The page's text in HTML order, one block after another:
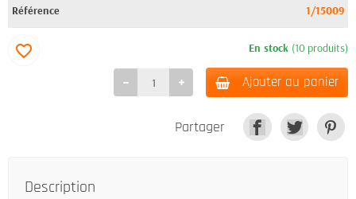
Référence 1/15009
En stock (10 produits)
Ajouter au panier
favorite_border
Partager
Description